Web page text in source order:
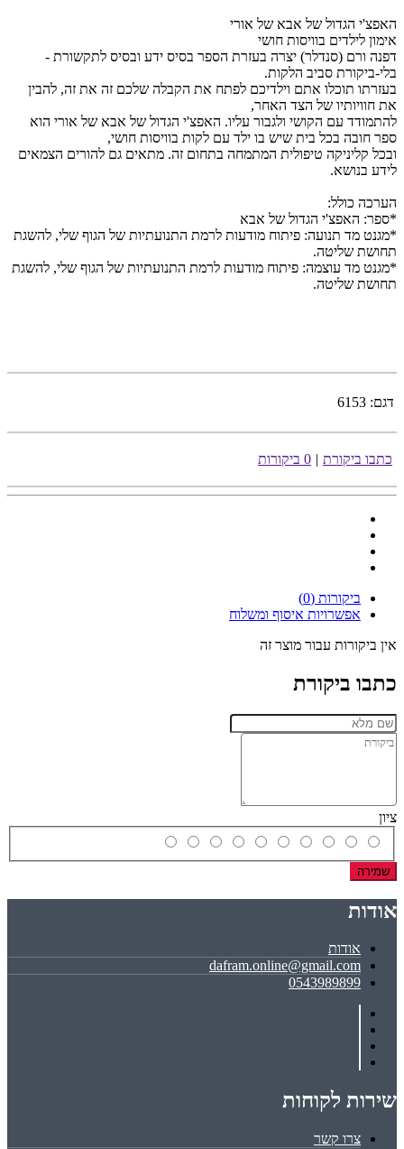
האפצ'י הגדול של אבא של אורי
אימון לילדים בוויסות חושי
דפנה ורם (סנדלר) יצרה בעזרת הספר בסיס ידע ובסיס לתקשורת -
בלי-ביקורת סביב הלקות.
בעזרתו תוכלו אתם וילדיכם לפתח את הקבלה שלכם זה את זה, להבין
את חוויותיו של הצד האחר,
להתמודד עם הקושי ולגבור עליו. האפצ'י הגדול של אבא של אורי הוא
ספר חובה בכל בית שיש בו ילד עם לקות בוויסות חושי,
ובכל קליניקה טיפולית המתמחה בתחום זה. מתאים גם להורים הצמאים
לידע בנושא.
הערכה כולל:
*ספר: האפצ'י הגדול של אבא
*מגנט מד תנועה: פיתוח מודעות לרמת התנועתיות של הגוף שלי, להשגת
תחושת שליטה.
*מגנט מד עוצמה: פיתוח מודעות לרמת התנועתיות של הגוף שלי, להשגת
תחושת שליטה.
דגם: 6153
כתבו ביקורת | 0 ביקורות
ביקורות (0)
אפשרויות איסוף ומשלוח
אין ביקורות עבור מוצר זה
כתבו ביקורת
ציון
שמירה
אודות
אודות
dafram.online@gmail.com
0543989899
שירות לקוחות
צרו קשר